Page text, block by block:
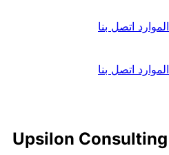
الموارد اتصل بنا
الموارد اتصل بنا